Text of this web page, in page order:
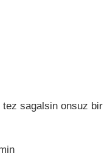
tez sagalsin onsuz bir